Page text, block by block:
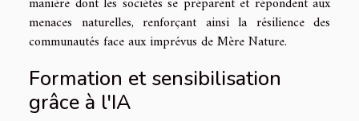
menaces naturelles, renforçant ainsi la résilience des
communautés face aux imprévus de Mère Nature.
Formation et sensibilisation
grâce à l'IA